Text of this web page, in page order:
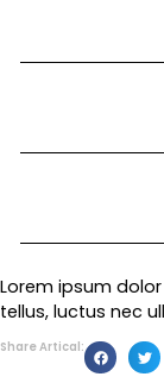
Lorem ipsum
tellus, luctus nec
Share Artical: